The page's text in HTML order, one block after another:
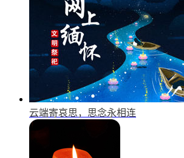
云端寄哀思，思念永相连